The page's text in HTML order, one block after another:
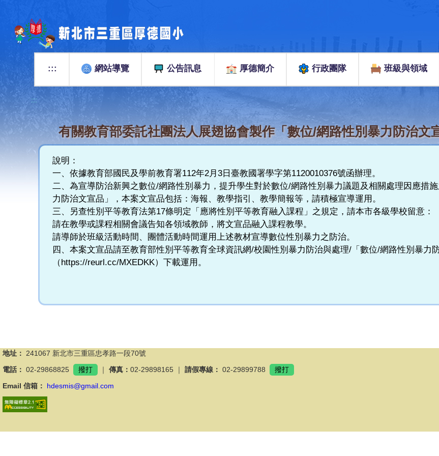
::: 網站導覽 公告訊息 厚德簡介 行政團隊 班級與領域
:::
有關教育部委託社團法人展翅協會製作「數位/網路性別暴力防治文
說明：
一、依據教育部國民及學前教育署112年2月3日臺教國署學字第1120010376號函辦理。
二、為宣導防治新興之數位/網路性別暴力，提升學生對於數位/網路性別暴力議題及相關處理因應措
力防治文宣品」，本案文宣品包括：海報、教學指引、教學簡報等，請積極宣導運用。
三、另查性別平等教育法第17條明定「應將性別平等教育融入課程」之規定，請本市各級學校留意：
請在教學或課程相關會議告知各領域教師，將文宣品融入課程教學。
請導師於班級活動時間、團體活動時間運用上述教材宣導數位性別暴力之防治。
四、本案文宣品請至教育部性別平等教育全球資訊網/校園性別暴力防治與處理/「數位/網路性別暴力
（https://reurl.cc/MXEDKK）下載運用。
地址：
241067 新北市三重區忠孝路一段70號
電話： 02-29868825 撥打 ｜傳真：02-29898165 ｜請假專線： 02-29899788
撥打
Email 信箱：
hdesmis@gmail.com